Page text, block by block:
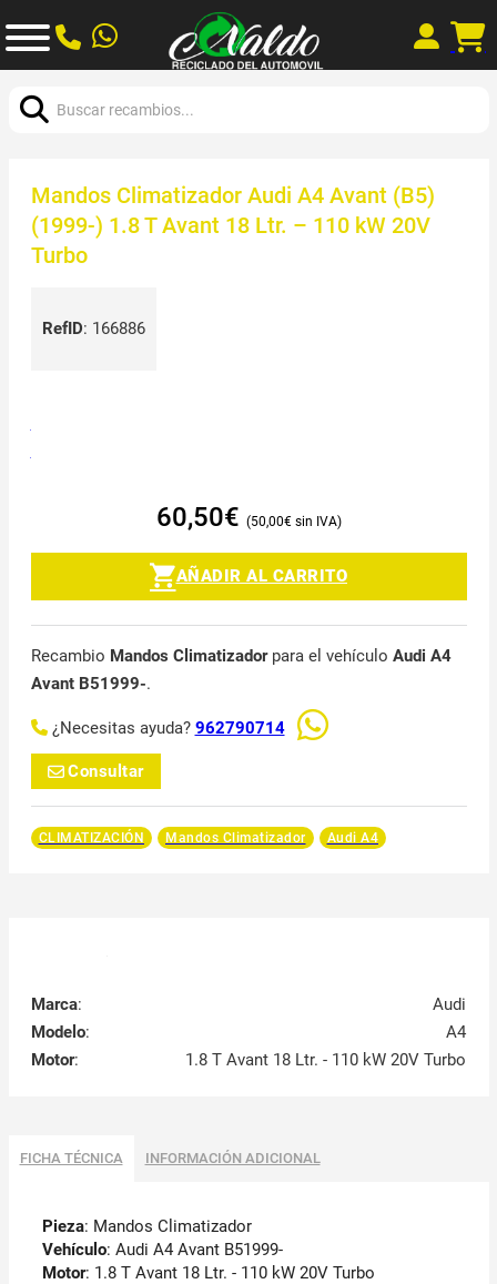
Mandos Climatizador Audi A4 Avant (B5)
(1999-) 1.8 T Avant 18 Ltr. – 110 kW 20V
Turbo
RefID: 166886
60,50€ 50,00€
AÑADIR AL CARRITO
Recambio Mandos Climatizadorpara el vehículo Audi A4
Avant B51999-.
¿Necesitas ayuda? 962790714
Consultar
CLIMATIZACIÓN Mandos Climatizador Audi A4
Marca:
Audi
Modelo:
A4
Motor: 1.8 T Avant 18 Ltr. - 110 kW 20V Turbo
FICHA TÉCNICA INFORMACIÓN ADICIONAL
Pieza: Mandos Climatizador
Vehículo: Audi A4 Avant B51999-
Motor: 1.8 T Avant 18 Ltr. - 110 kW 20V Turbo